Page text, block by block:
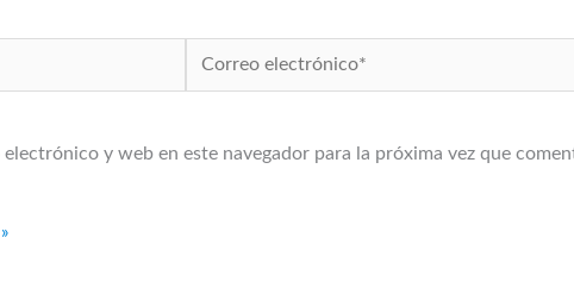
Correo
electrónico*
y web en este navegador para la próxima vez que